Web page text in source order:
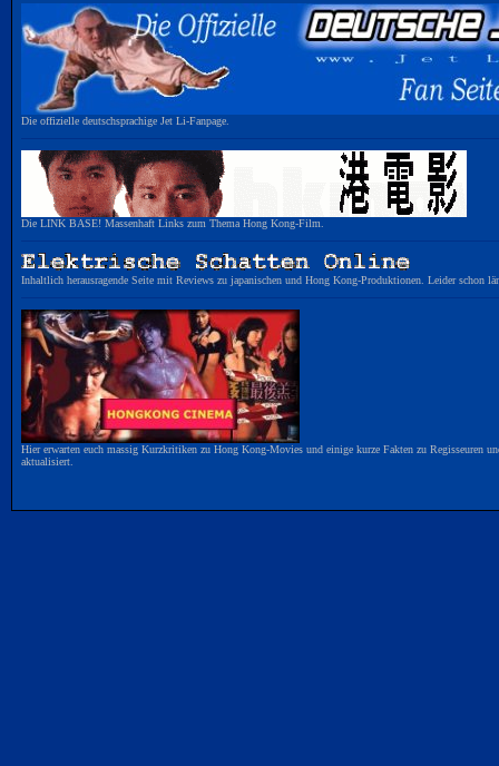
Die offizielle deutschsprachige Jet Li-Fanpage.
Die LINK BASE! Massenhaft Links zum Thema Hong Kong-Film.
Inhaltlich herausragende Seite mit Reviews zu japanischen und Hong Kong-Produktionen. Leider schon
Hier erwarten euch massig Kurzkritiken zu Hong Kong-Movies und einige kurze Fakten zu Regisseuren
aktualisiert.